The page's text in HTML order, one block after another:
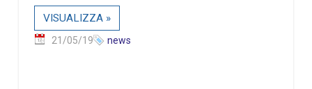
VISUALIZZA »
21/05/19 news